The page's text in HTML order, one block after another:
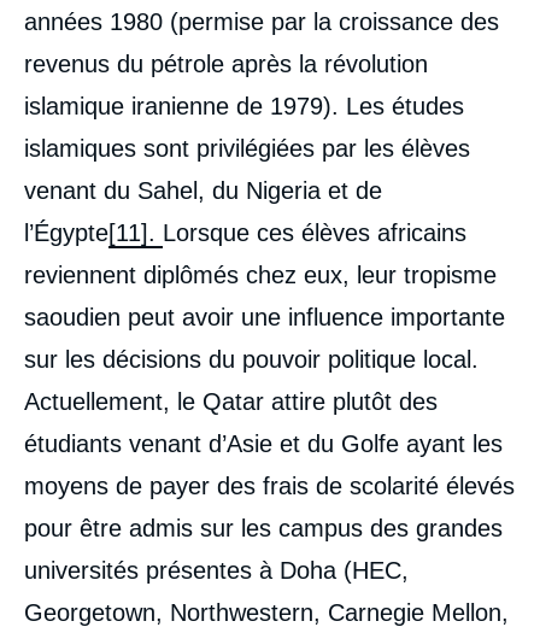
années 1980 (permise par la croissance des
revenus du pétrole après la révolution
islamique iranienne de 1979). Les études
islamiques sont privilégiées par les élèves
venant du Sahel, du Nigeria et de
l’Égypte[11]. Lorsque ces élèves africains
reviennent diplômés chez eux, leur tropisme
saoudien peut avoir une influence importante
sur les décisions du pouvoir politique local.
Actuellement, le Qatar attire plutôt des
étudiants venant d’Asie et du Golfe ayant les
moyens de payer des frais de scolarité élevés
pour être admis sur les campus des grandes
universités présentes à Doha (HEC,
Georgetown, Northwestern, Carnegie Mellon,